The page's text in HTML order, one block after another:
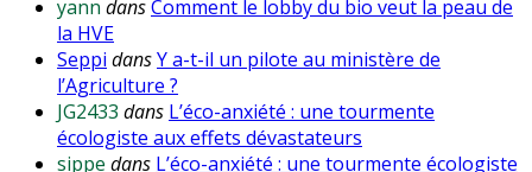
yann dansComment le lobby du bio veut la peau de
la HVE
Seppi dansY a-t-il un pilote au ministère de
l’Agriculture ?
JG2433 dans L’éco-anxiété : une tourmente
écologiste aux effets dévastateurs
sippe dans L’éco-anxiété : une tourmente écologiste